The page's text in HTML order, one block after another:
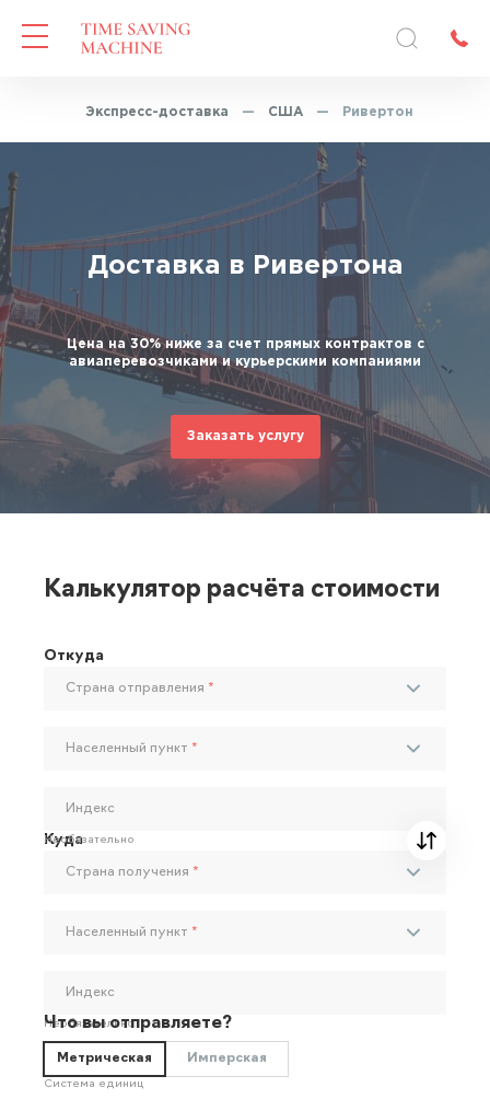
Экспресс-доставка — США — Ривертон
Доставка в Ривертона
Цена на 30% ниже за счет прямых контрактов с
авиаперевозчиками и курьерскими компаниями
Заказать услугу
Калькулятор расчёта стоимости
Откуда
Страна отправления *
Населенный пункт *
Индекс
Необязательно
Куда
Страна получения *
Населенный пункт *
Индекс
Необязательно
Что вы отправляете?
Метрическая Имперская
Система единиц